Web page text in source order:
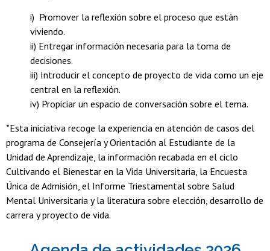
i) Promover la reflexión sobre el proceso que están
viviendo.
ii) Entregar información necesaria para la toma de
decisiones.
iii) Introducir el concepto de proyecto de vida como un eje
central en la reflexión.
iv) Propiciar un espacio de conversación sobre el tema.
*Esta iniciativa recoge la experiencia en atención de casos del
programa de Consejería y Orientación al Estudiante de la
Unidad de Aprendizaje, la información recabada en el ciclo
Cultivando el Bienestar en la Vida Universitaria, la Encuesta
Única de Admisión, el Informe Triestamental sobre Salud
Mental Universitaria y la literatura sobre elección, desarrollo de
carrera y proyecto de vida.